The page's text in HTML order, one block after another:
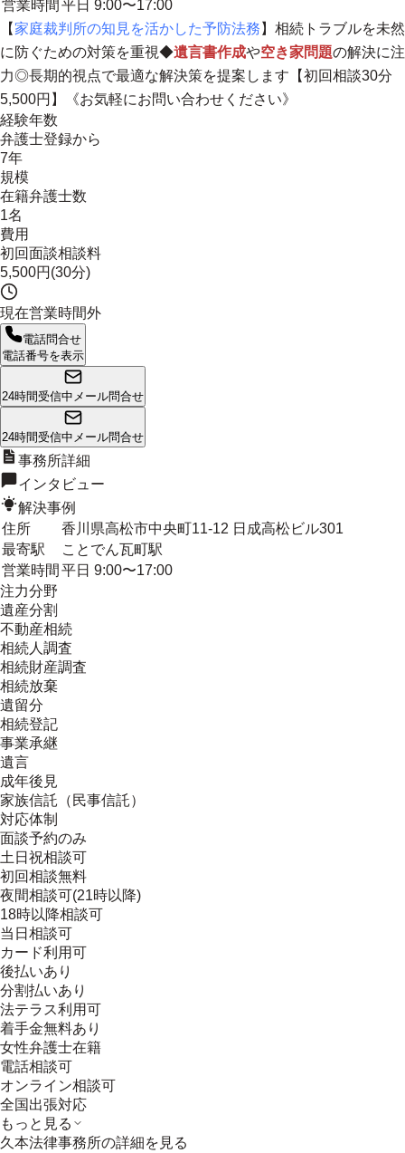
営業時間 平日 9:00〜17:00
【家庭裁判所の知見を活かした予防法務 】相続トラブルを未然
に防ぐための対策を重視◆遺言書作成や空き家問題の解決に注
力◎長期的視点で最適な解決策を提案します【初回相談30分
5,500円】《お気軽にお問い合わせください》
経験年数
弁護士登録から
7年
規模
在籍弁護士数
1名
費用
初回面談相談料
5,500円(30分)
現在営業時間外
電話問合せ
電話番号を表示
24時間受信中 メール問合せ
24時間受信中 メール問合せ
事務所詳細
インタビュー
解決事例
住所
香川県高松市中央町11-12 日成高松ビル301
最寄駅
ことでん瓦町駅
営業時間 平日 9:00〜17:00
注力分野
遺産分割
不動産相続
相続人調査
相続財産調査
相続放棄
遺留分
相続登記
事業承継
遺言
成年後見
家族信託（民事信託）
対応体制
面談予約のみ
土日祝相談可
初回相談無料
夜間相談可(21時以降)
18時以降相談可
当日相談可
カード利用可
後払いあり
分割払いあり
法テラス利用可
着手金無料あり
女性弁護士在籍
電話相談可
オンライン相談可
全国出張対応
もっと見る
久本法律事務所の詳細を見る